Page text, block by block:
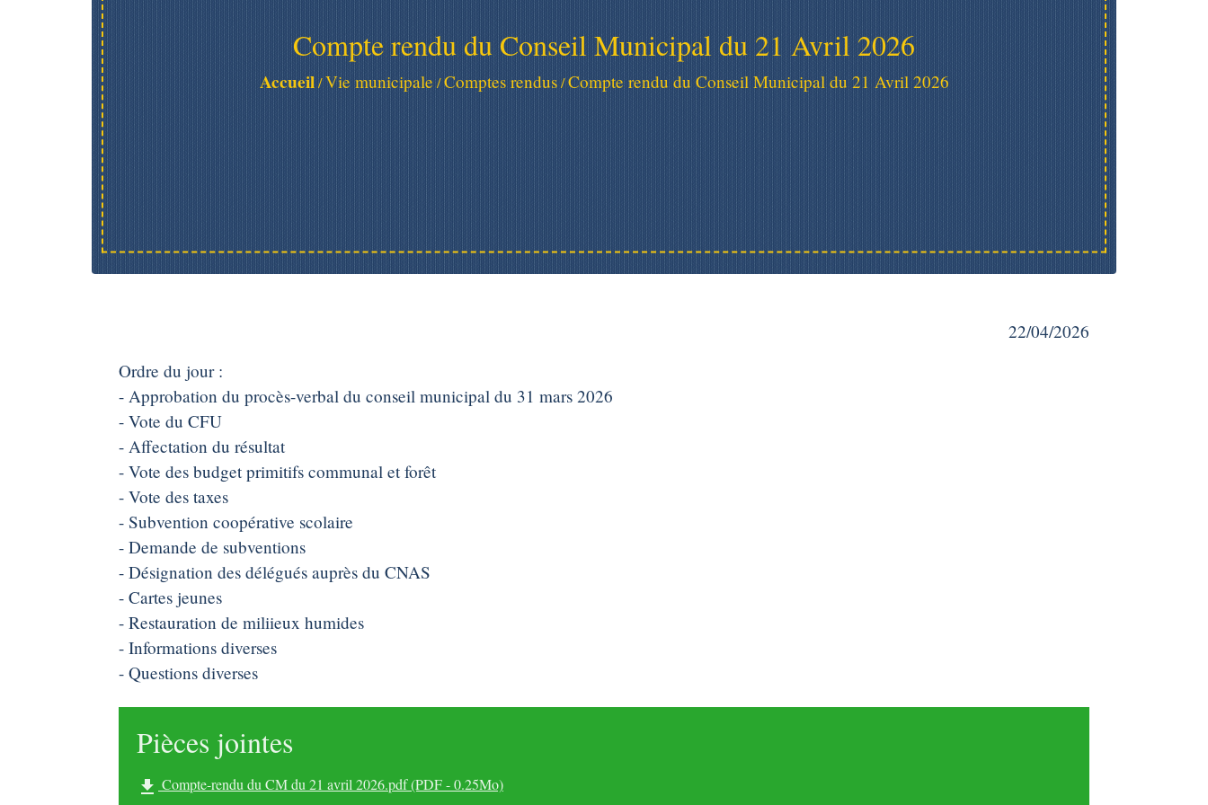
Compte rendu du Conseil Municipal du 21 Avril 2026
Accueil /Vie municipale /Comptes rendus/Compte rendu du Conseil Municipal du 21 Avril 2026
22/04/2026
Ordre du jour :
- Approbation du procès-verbal du conseil municipal du 31 mars 2026
- Vote du CFU
- Affectation du résultat
- Vote des budget primitifs communal et forêt
- Vote des taxes
- Subvention coopérative scolaire
- Demande de subventions
- Désignation des délégués auprès du CNAS
- Cartes jeunes
- Restauration de miliieux humides
- Informations diverses
- Questions diverses
Pièces jointes
file_download Compte-rendu du CM du 21 avril 2026.pdf (PDF - 0.25Mo)